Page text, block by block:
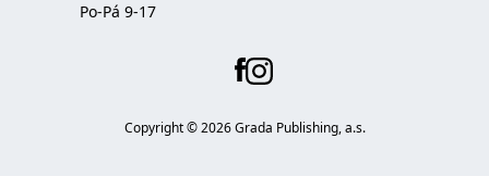
Po-Pá 9-17
Copyright ©2026Grada Publishing, a.s.